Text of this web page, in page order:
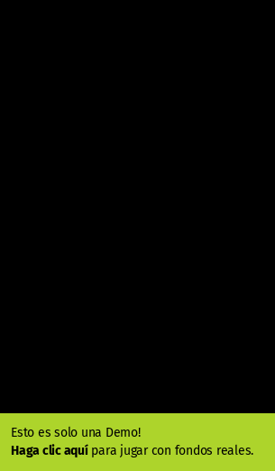
Esto es solo una Demo!
Haga clic aquípara jugar con fondos reales.